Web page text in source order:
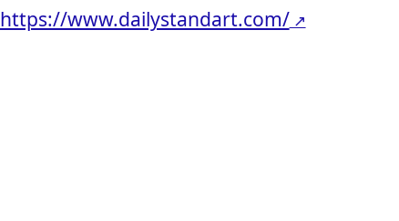
https://www.dailystandart.com/